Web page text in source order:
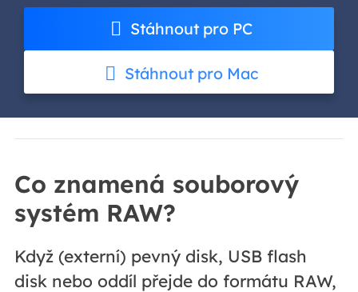
Stáhnout pro PC
Stáhnout pro Mac
Co znamená souborový
systém RAW?
Když (externí) pevný disk, USB flash
disk nebo oddíl přejde do formátu RAW,